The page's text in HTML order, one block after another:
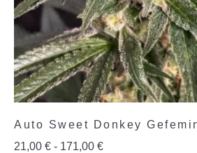
Auto Sweet Donkey
21,00 € - 171,00 €